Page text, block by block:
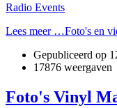
Radio Events
Lees meer …Foto's en
Gepubliceerd op
17876 weergaven
Foto's Vinyl